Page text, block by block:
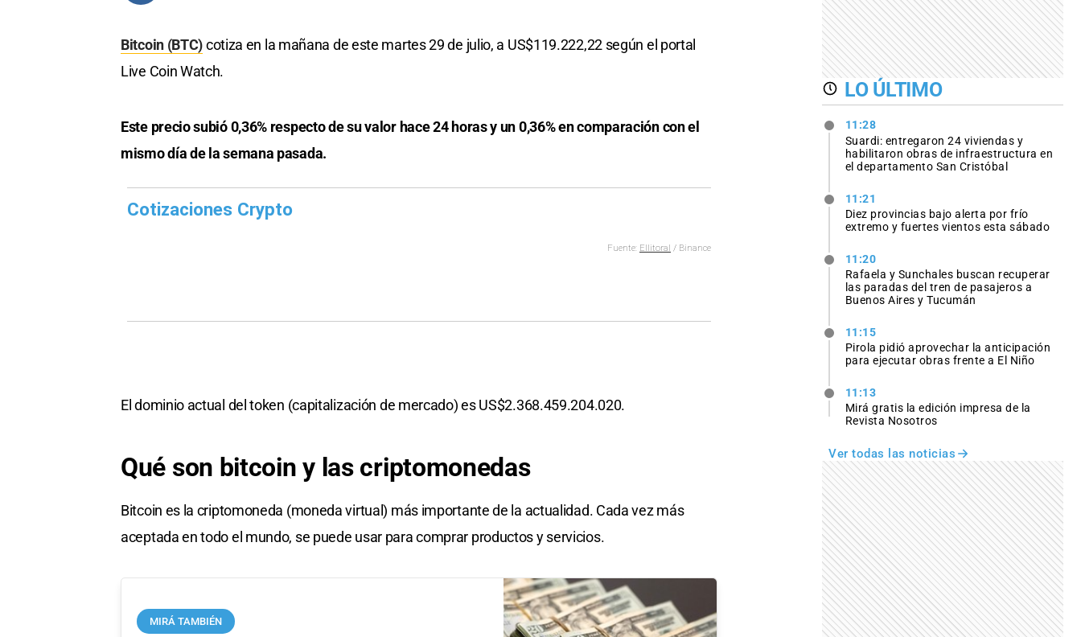
Bitcoin (BTC)cotiza en la mañana de este martes 29 de julio, a US$119.222,22 según el portal
Live Coin Watch.
Este precio subió 0,36% respecto de su valor hace 24 horas y un 0,36% en comparación con el
mismo día de la semana pasada.
El dominio actual del token (capitalización de mercado) es US$2.368.459.204.020.
Qué son bitcoin y las criptomonedas
Bitcoin es la criptomoneda (moneda virtual) más importante de la actualidad. Cada vez más
aceptada en todo el mundo, se puede usar para comprar productos y servicios.
MIRÁ TAMBIÉN
LO ÚLTIMO
11:28
Suardi: entregaron 24 viviendas y
habilitaron obras de infraestructura en
el departamento San Cristóbal
11:21
Diez provincias bajo alerta por frío
extremo y fuertes vientos esta sábado
11:20
Rafaela y Sunchales buscan recuperar
las paradas del tren de pasajeros a
Buenos Aires y Tucumán
11:15
Pirola pidió aprovechar la anticipación
para ejecutar obras frente a El Niño
11:13
Mirá gratis la edición impresa de la
Revista Nosotros
Ver todas las noticias